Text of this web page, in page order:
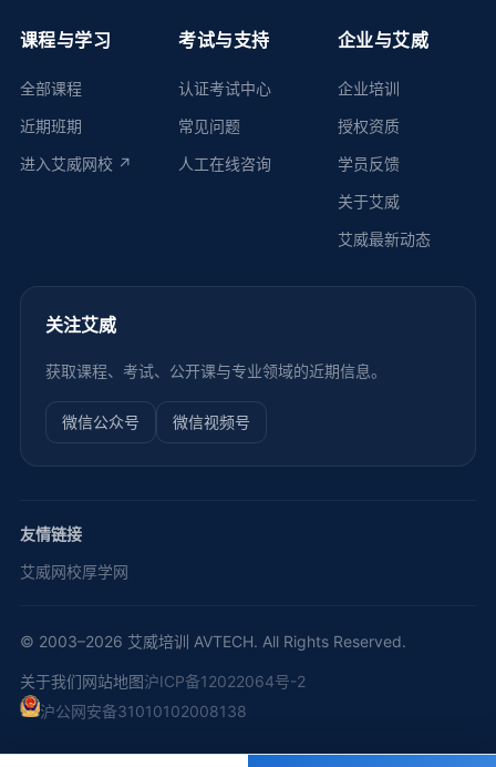
课程与学习
全部课程
近期班期
进入艾威网校 ↗
考试与支持
认证考试中心
常见问题
人工在线咨询
企业与艾威
企业培训
授权资质
学员反馈
关于艾威
艾威最新动态
关注艾威
获取课程、考试、公开课与专业领域的近期信息。
微信公众号 微信视频号
友情链接
艾威网校厚学网
© 2003–2026 艾威培训 AVTECH. All Rights Reserved.
关于我们网站地图沪ICP备12022064号-2
沪公网安备31010102008138